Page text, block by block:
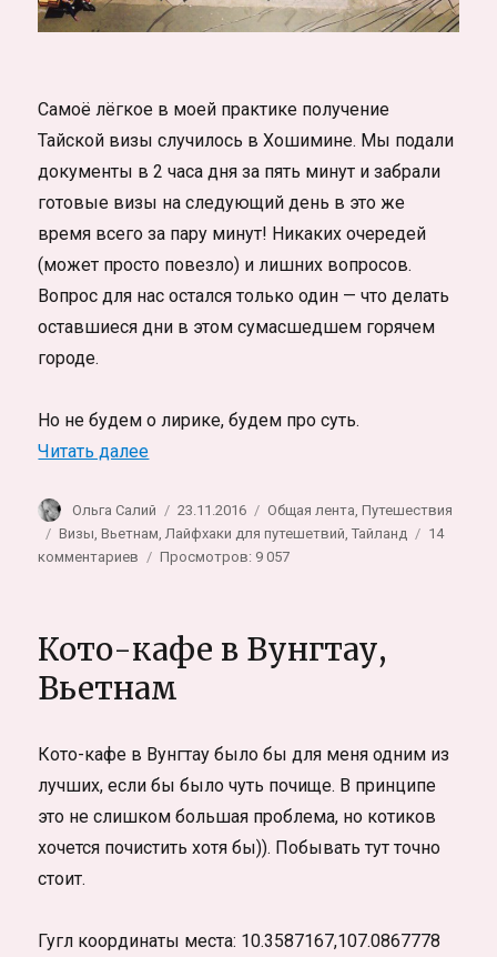
Самоё лёгкое в моей практике получение
Тайской визы случилось в Хошимине. Мы подали
документы в 2 часа дня за пять минут и забрали
готовые визы на следующий день в это же
время всего за пару минут! Никаких очередей
(может просто повезло) и лишних вопросов.
Вопрос для нас остался только один — что делать
оставшиеся дни в этом сумасшедшем горячем
городе.
Но не будем о лирике, будем про суть.
Читать далее«Получение тайской визы в Хошимине,
Автор
Ольга Салий Опубликовано
23.11.2016 Рубрики
Общая лента ,Путешествия
Метки
Визы ,Вьетнам Лайфхаки для путешетвий ,Тайланд
14
комментариев
визы
Хошимине,
сходить
и
где
в
Просмотров: 9 057
Кото-кафе в Вунгтау,
Вьетнам
Кото-кафе в Вунгтау было бы для меня одним из
лучших, если бы было чуть почище. В принципе
это не слишком большая проблема, но котиков
хочется почистить хотя бы)). Побывать тут точно
стоит.
Гугл координаты места: 10.3587167,107.0867778